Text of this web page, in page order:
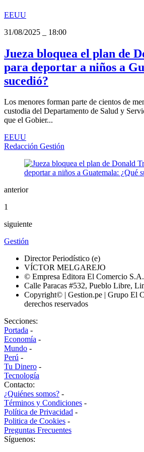
EEUU
31/08/2025
18:00
Jueza bloquea el plan de
para deportar a niños a
sucedió?
Los menores forman parte de cientos de
custodia del Departamento de Salud y
que el Gobier...
EEUU
Redacción Gestión
anterior
1
siguiente
Gestión
Director Periodístico (e)
VÍCTOR MELGAREJO
© Empresa Editora El Comercio S.A.
Calle Paracas #532, Pueblo Libre,
Copyright© | Gestion.pe | Grupo El
derechos reservados
Secciones:
Portada -
Economía -
Mundo -
Perú -
Tu Dinero -
Tecnología
Contacto:
¿Quiénes somos? -
Términos y Condiciones -
Política de Privacidad -
Politica de Cookies -
Preguntas Frecuentes
Síguenos: